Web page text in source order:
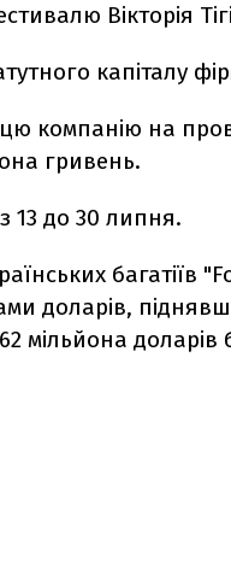
Вікторія
капіталу
компанію на
гривень.
13 до 30 липня.
багатіїв
доларів,
мільйона доларів